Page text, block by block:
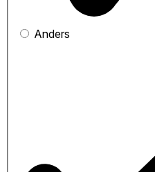
Anders